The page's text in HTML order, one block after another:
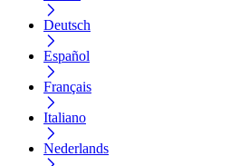
Deutsch
Español
Français
Italiano
Nederlands